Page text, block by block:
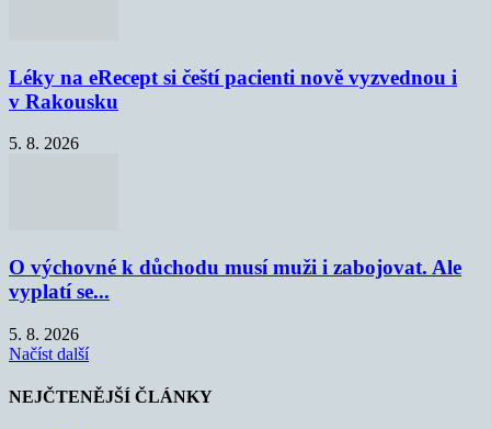
Léky na eRecept si čeští pacienti nově vyzvednou i
v Rakousku
5. 8. 2026
O výchovné k důchodu musí muži i zabojovat. Ale
vyplatí se...
5. 8. 2026
Načíst další
NEJČTENĚJŠÍ ČLÁNKY